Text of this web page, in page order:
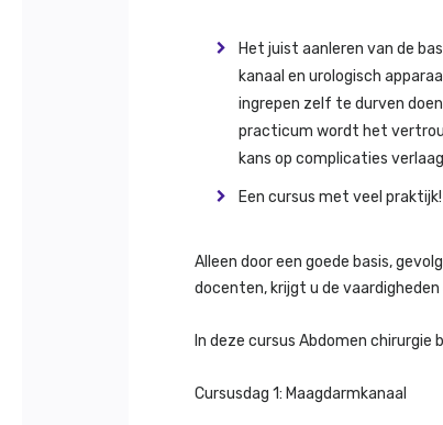
Het juist aanleren van de
kanaal en urologisch
ingrepen zelf te durven
practicum wordt het
kans op complicaties
Een cursus met veel praktijk!
Alleen door een goede basis,
docenten, krijgt u de
In deze cursus Abdomen chirurgie
Cursusdag 1: Maagdarmkanaal